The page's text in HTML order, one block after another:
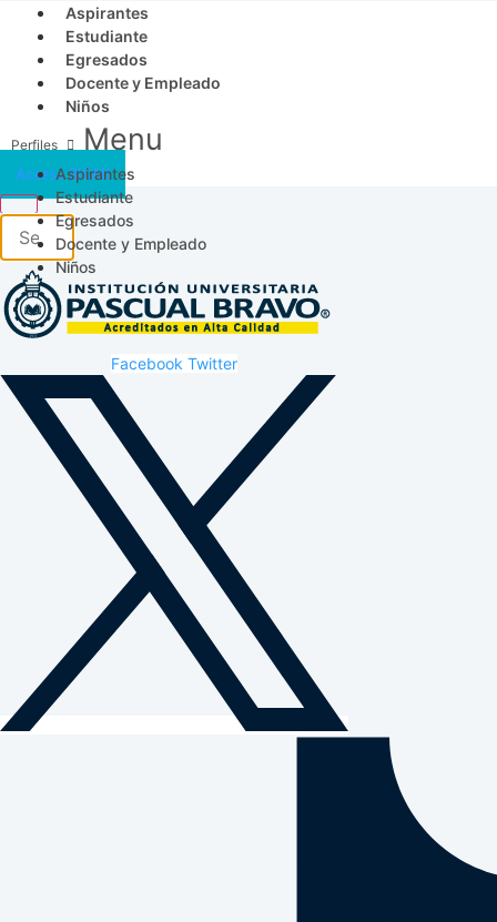
Aspirantes
Estudiante
Egresados
Docente y Empleado
Niños
Menu
Aspirantes
Estudiante
Egresados
Docente y Empleado
Niños
Acceso SICAU
Facebook Twitter